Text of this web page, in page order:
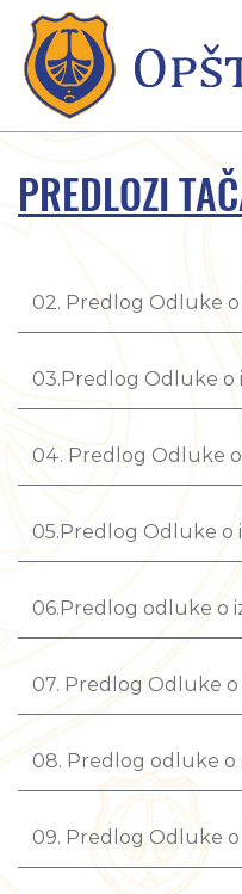
PREDLOZI
02. Predlog Odluke o
03.Predlog Odluke o
04. Predlog Odluke
05.Predlog Odluke o
06.Predlog odluke o
07. Predlog Odluke
08. Predlog odluke o
09. Predlog Odluke